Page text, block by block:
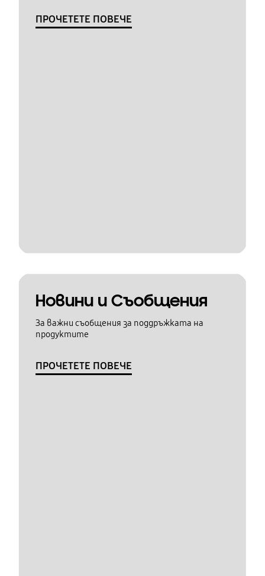
ПРОЧЕТЕТЕ ПОВЕЧЕ
Новини и Съобщения
За важни съобщения за поддръжката на
продуктите
ПРОЧЕТЕТЕ ПОВЕЧЕ